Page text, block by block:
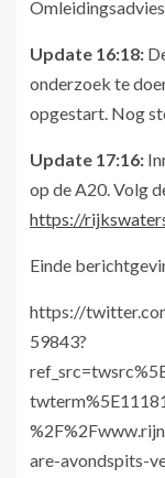
Update 16:18:
onderzoek te
opgestart. Nog
Update 17:16:
op de A20. Volg
https://
Einde
https://
59843?
are-avondspits-